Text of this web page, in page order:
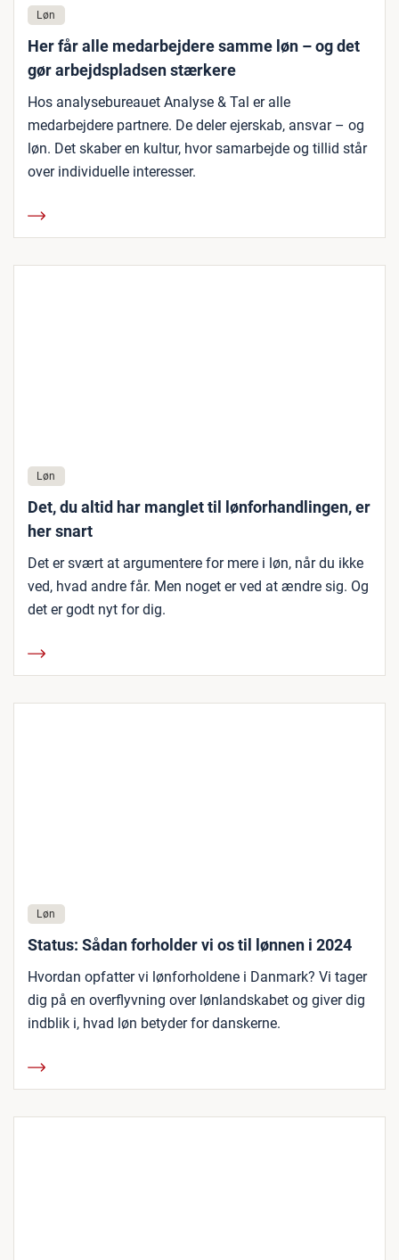
Løn
Her får alle medarbejdere samme løn – og det
gør arbejdspladsen stærkere
Hos analysebureauet Analyse & Tal er alle
medarbejdere partnere. De deler ejerskab, ansvar – og
løn. Det skaber en kultur, hvor samarbejde og tillid står
over individuelle interesser.
Løn
Det, du altid har manglet til lønforhandlingen, er
her snart
Det er svært at argumentere for mere i løn, når du ikke
ved, hvad andre får. Men noget er ved at ændre sig. Og
det er godt nyt for dig.
Løn
Status: Sådan forholder vi os til lønnen i 2024
Hvordan opfatter vi lønforholdene i Danmark? Vi tager
dig på en overflyvning over lønlandskabet og giver dig
indblik i, hvad løn betyder for danskerne.